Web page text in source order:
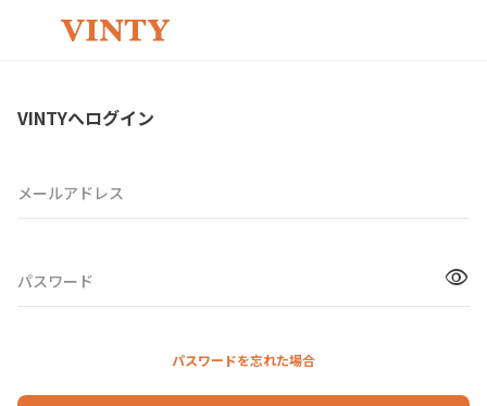
VINTYへログイン
メールアドレス
パスワード visibility
パスワードを忘れた場合